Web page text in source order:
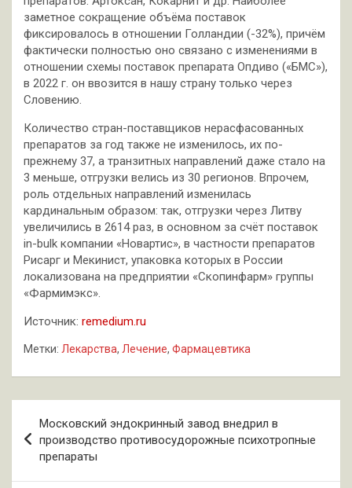
заметное сокращение объёма поставок
фиксировалось в отношении Голландии (-32%), причём
фактически полностью оно связано с изменениями в
отношении схемы поставок препарата Опдиво («БМС»),
в 2022 г. он ввозится в нашу страну только через
Словению.
Количество стран-поставщиков нерасфасованных
препаратов за год также не изменилось, их по-
прежнему 37, а транзитных направлений даже стало на
3 меньше, отгрузки велись из 30 регионов. Впрочем,
роль отдельных направлений изменилась
кардинальным образом: так, отгрузки через Литву
увеличились в 2614 раз, в основном за счёт поставок
in-bulk компании «Новартис», в частности препаратов
Рисарг и Мекинист, упаковка которых в России
локализована на предприятии «Скопинфарм» группы
«Фармимэкс».
Источник: remedium.ru
Метки: Лекарства, Лечение, Фармацевтика
по
записям
Московский эндокринный завод внедрил в
производство противосудорожные психотропные
препараты